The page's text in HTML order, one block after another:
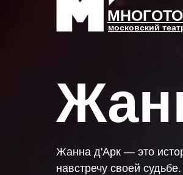
московский
Жанна д'Арк — это
навстречу своей